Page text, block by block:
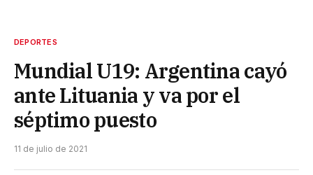
DEPORTES
Mundial U19: Argentina cayó
ante Lituania y va por el
séptimo puesto
11 de julio de 2021